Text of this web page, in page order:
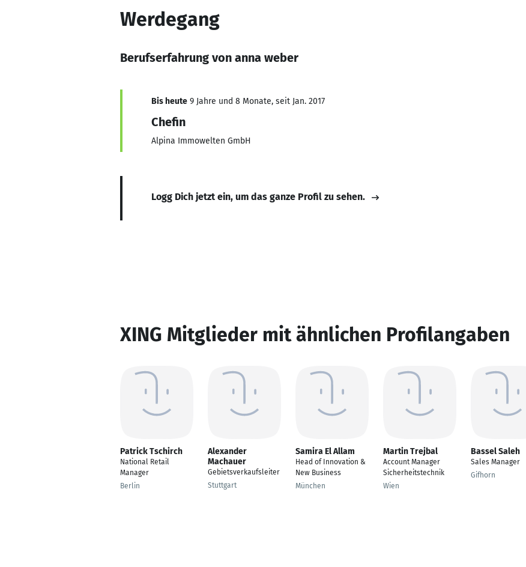
Werdegang
Berufserfahrung von anna weber
Bis heute 9 Jahre und 8 Monate, seit Jan. 2017
Chefin
Alpina Immowelten GmbH
Logg Dich jetzt ein, um das ganze Profil zu sehen.
XING Mitglieder mit ähnlichen Profilangaben
Patrick Tschirch
National Retail
Manager
Berlin
Alexander
Machauer
Gebietsverkaufsleiter
Stuttgart
Samira El Allam
Head of Innovation &
New Business
München
Martin Trejbal
Account Manager
Sicherheitstechnik
Wien
Bassel Saleh
Sales Manager
Gifhorn